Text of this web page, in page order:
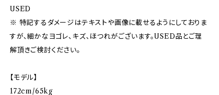
USED
※ 特記するダメージはテキストや画像に載せるようにしておりま
すが、細かなヨゴレ、キズ、ほつれがございます。USED品とご理
解頂きご検討ください。
【モデル】
172cm/65kg